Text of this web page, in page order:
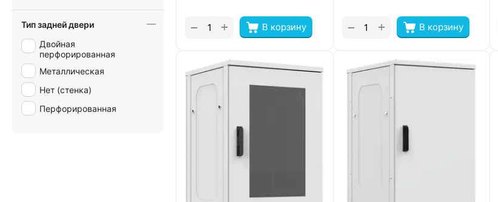
В корзину
+
− В корзину
+
−
Тип задней двери
Двойная
перфорированная
Металлическая
Нет (стенка)
Перфорированная